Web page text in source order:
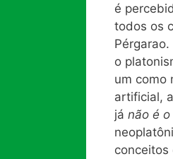
é
todos os
o
um como
artificial,
já não é
conceitos